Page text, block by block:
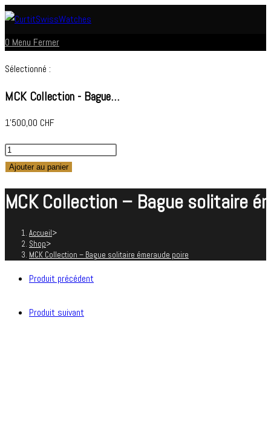
Skip
content
0 Menu Fermer
Sélectionné :
MCK Collection - Bague…
1'500,00 CHF
quantité
de
Collection
Bague
solitaire
poire
Ajouter au panier
MCK Collection – Bague solitaire
Accueil>
Shop>
MCK Collection – Bague solitaire émeraude poire
Produit précédent
Produit suivant